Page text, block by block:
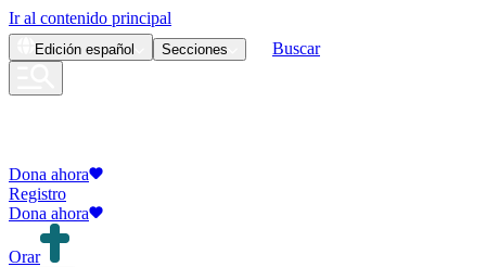
Ir al contenido principal
Edición español Secciones Buscar
Dona ahora
Registro
Dona ahora
Orar